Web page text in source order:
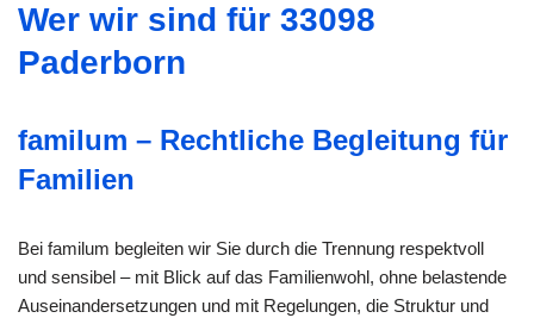
Wer wir sind für 33098
Paderborn
familum – Rechtliche Begleitung für
Familien
Bei familum begleiten wir Sie durch die Trennung respektvoll
und sensibel – mit Blick auf das Familienwohl, ohne belastende
Auseinandersetzungen und mit Regelungen, die Struktur und